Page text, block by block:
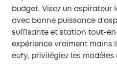
budget. Visez un
avec bonne puissance
suffisante et station tout-
expérience vraiment mains
eufy, privilégiez les